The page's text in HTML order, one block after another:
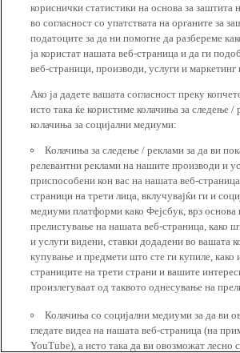
кориснички статистики на основа за заштита
во согласност со упатствата на органите за
податоците за да ни помогне да разбереме
ја користат нашата веб-страница и да ги
веб-страници, производи, услуги и маркетинг
Ако ја дадете вашата согласност преку
исто така ќе користиме колачиња за следење /
колачиња за социјални медиуми:
Колачиња за следење / реклами за да ви
релевантни реклами на нашите производи и
приспособени кон вас на нашата веб-
страници на трети лица, вклучувајќи ги и
медиуми платформи како Фејсбук, врз основа
прелистување на нашата веб-страница, како
и услуги видени, ставки додадени во вашата
купување и предмети што сте ги купиле, како
страниците на трети страни и вашите
произлегуваат од таквото однесување на
Колачиња со социјални медиуми за да ви
гледате видеа на нашата веб-страница (на
YouTube), а исто така да ви овозможат лесно